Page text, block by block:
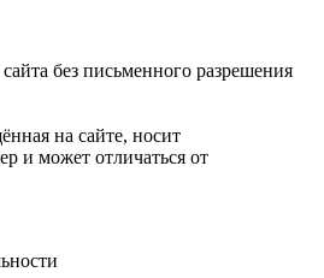
без письменного разрешения
на сайте, носит
и может отличаться от